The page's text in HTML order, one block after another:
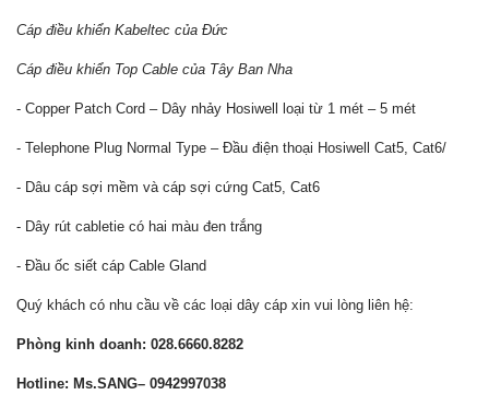
Cáp điều khiển Kabeltec của Đức
Cáp điều khiển Top Cable của Tây Ban Nha
- Copper Patch Cord – Dây nhảy Hosiwell loại từ 1 mét – 5 mét
- Telephone Plug Normal Type – Đầu điện thoại Hosiwell Cat5, Cat6/
- Dâu cáp sợi mềm và cáp sợi cứng Cat5, Cat6
- Dây rút cabletie có hai màu đen trắng
- Đầu ốc siết cáp Cable Gland
Quý khách có nhu cầu về các loại dây cáp xin vui lòng liên hệ:
Phòng kinh doanh: 028.6660.8282
Hotline: Ms.SANG– 0942997038